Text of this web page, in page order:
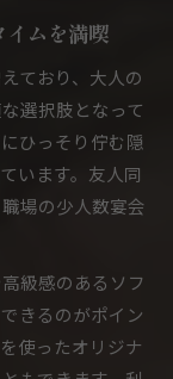
イムを満喫
ており、大人の
選択肢となって
ひっそり佇む隠
います。友人同
場の少人数宴会
級感のあるソフ
きるのがポイン
使ったオリジナ